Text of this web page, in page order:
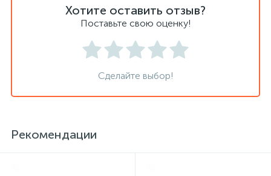
Хотите оставить отзыв?
Поставьте свою оценку!
Сделайте выбор!
Рекомендации
Сейфы гостиничные
Сейфы депозитные